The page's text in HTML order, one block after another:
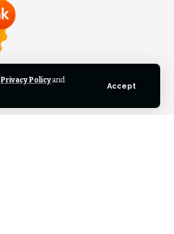
Privacy Policyand
Accept